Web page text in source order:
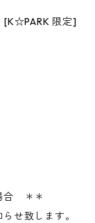
[K☆PARK 限定]
合 ＊＊
せ致します。